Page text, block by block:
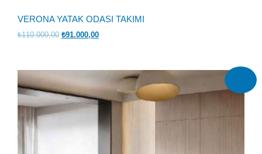
VERONA YATAK ODASI TAKIMI
₺110.000,00 Orijinal
₺91.000,00Şu